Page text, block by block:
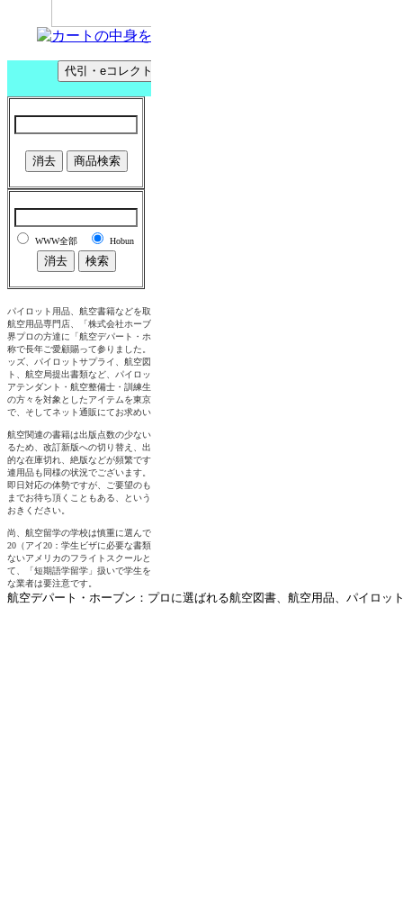
航空デパート・ホーブン：プロに選ばれる航空図書、航空用品、パイロッ